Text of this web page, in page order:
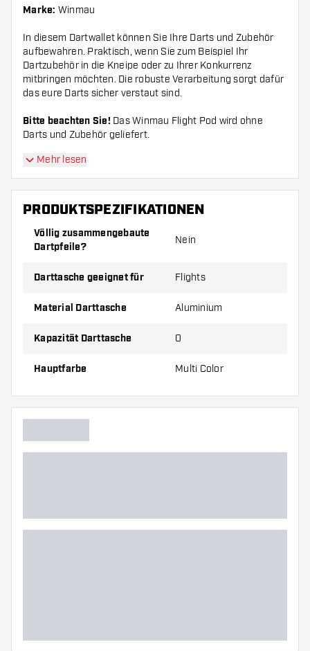
Marke: Winmau
In diesem Dartwallet können Sie Ihre Darts und Zubehör
aufbewahren. Praktisch, wenn Sie zum Beispiel Ihr
Dartzubehör in die Kneipe oder zu Ihrer Konkurrenz
mitbringen möchten. Die robuste Verarbeitung sorgt dafür
das eure Darts sicher verstaut sind.
Bitte beachten Sie! Das Winmau Flight Pod wird ohne
Darts und Zubehör geliefert.
Mehr lesen
PRODUKTSPEZIFIKATIONEN
Völlig zusammengebaute
Dartpfeile?
Nein
Darttasche geeignet für Flights
Material Darttasche Aluminium
Kapazität Darttasche 0
Hauptfarbe Multi Color